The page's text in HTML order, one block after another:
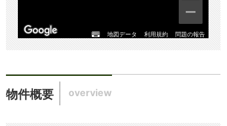
地図データ 利用規約 問題の報告
物件概要 overview